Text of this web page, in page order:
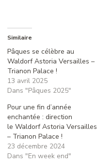
Similaire
Pâques se célèbre au
Waldorf Astoria Versailles –
Trianon Palace !
13 avril 2025
Dans "Pâques 2025"
Pour une fin d’année
enchantée : direction
le Waldorf Astoria Versailles
– Trianon Palace !
23 décembre 2024
Dans "En week end"